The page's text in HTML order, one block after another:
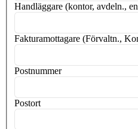
Handläggare (kontor, avdeln.,
Fakturamottagare (Förvaltn.,
Postnummer
Postort